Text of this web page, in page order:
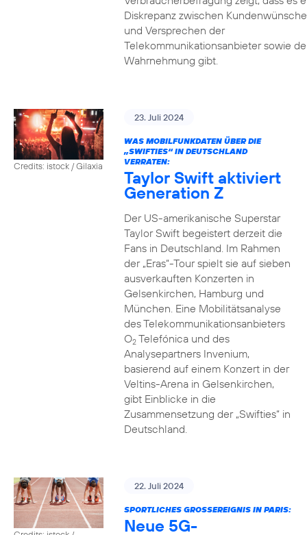
Diskrepanz zwischen
und Versprechen der
Telekommunikationsanbieter sowie
Wahrnehmung gibt.
Credits: istock / Gilaxia
23. Juli 2024
WAS MOBILFUNKDATEN ÜBER DIE
„SWIFTIES“ IN DEUTSCHLAND
VERRATEN:
Taylor Swift aktiviert
Generation Z
Der US-amerikanische Superstar
Taylor Swift begeistert derzeit die
Fans in Deutschland. Im Rahmen
der „Eras“-Tour spielt sie auf sieben
ausverkauften Konzerten in
Gelsenkirchen, Hamburg und
München. Eine Mobilitätsanalyse
des Telekommunikationsanbieters
O2Telefónica und des
Analysepartners Invenium,
basierend auf einem Konzert in der
Veltins-Arena in Gelsenkirchen,
gibt Einblicke in die
Zusammensetzung der „Swifties“ in
Deutschland.
22. Juli 2024
SPORTLICHES GROSSEREIGNIS IN PARIS:
Neue 5G-